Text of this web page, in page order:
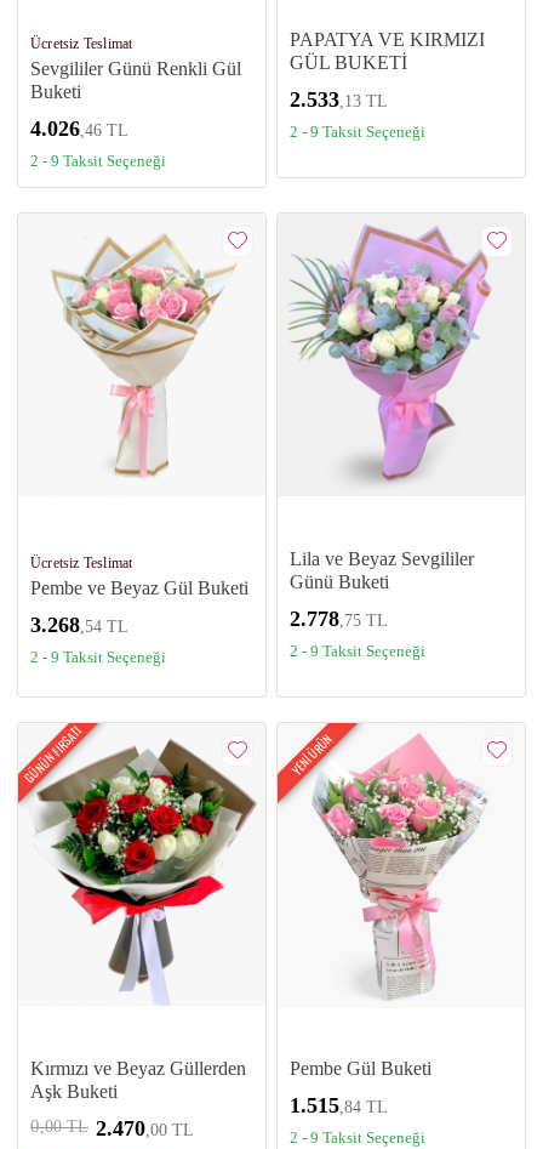
Ücretsiz Teslimat
Sevgililer Günü Renkli Gül
Buketi
4.026,46 TL
2 - 9 Taksit Seçeneği
PAPATYA VE KIRMIZI
GÜL BUKETİ
2.533,13 TL
2 - 9 Taksit Seçeneği
Ücretsiz Teslimat
Pembe ve Beyaz Gül Buketi
3.268,54 TL
2 - 9 Taksit Seçeneği
Lila ve Beyaz Sevgililer
Günü Buketi
2.778,75 TL
2 - 9 Taksit Seçeneği
GÜNÜN FIRSATI
Kırmızı ve Beyaz Güllerden
Aşk Buketi
0,00 TL 2.470,00 TL
YENİ ÜRÜN
Pembe Gül Buketi
1.515,84 TL
2 - 9 Taksit Seçeneği